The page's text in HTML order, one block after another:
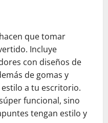
hacen que tomar
Incluye
con diseños de
de gomas y
a tu escritorio.
funcional, sino
tengan estilo y